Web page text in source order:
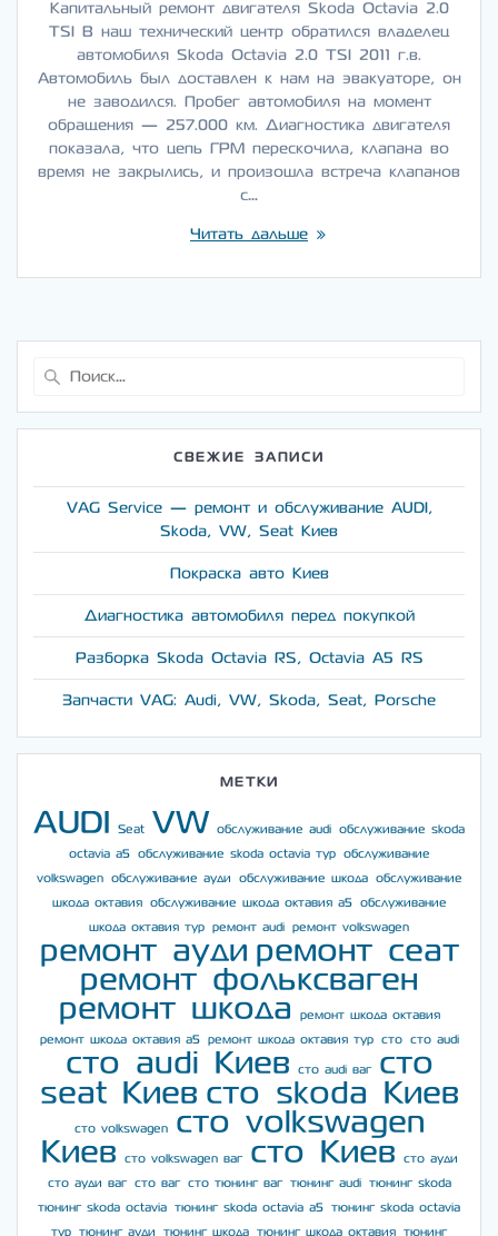
Капитальный ремонт двигателя Skoda Octavia 2.0
TSI В наш технический центр обратился владелец
автомобиля Skoda Octavia 2.0 TSI 2011 г.в.
Автомобиль был доставлен к нам на эвакуаторе, он
не заводился. Пробег автомобиля на момент
обращения — 257.000 км. Диагностика двигателя
показала, что цепь ГРМ перескочила, клапана во
время не закрылись, и произошла встреча клапанов
с…
Читать дальше
СВЕЖИЕ ЗАПИСИ
VAG Service — ремонт и обслуживание AUDI,
Skoda, VW, Seat Киев
Покраска авто Киев
Диагностика автомобиля перед покупкой
Разборка Skoda Octavia RS, Octavia A5 RS
Запчасти VAG: Audi, VW, Skoda, Seat, Porsche
МЕТКИ
AUDI Seat VW обслуживание audi
обслуживание skoda
octavia a5
обслуживание skoda octavia тур
обслуживание
volkswagen
обслуживание ауди обслуживание шкода
обслуживание
шкода октавия
обслуживание шкода октавия а5
обслуживание
шкода октавия тур
ремонт audi ремонт volkswagen
ремонт ауди ремонт сеат
ремонт фольксваген
ремонт шкода
ремонт шкода октавия
ремонт шкода октавия а5
ремонт шкода октавия тур сто сто audi
сто audi Киев сто audi ваг
сто
seat Киев сто skoda Киев
сто volkswagen
сто volkswagen
Киев
сто volkswagen ваг сто Киев
сто ауди
сто ауди ваг
сто ваг сто тюнинг ваг тюнинг audi
тюнинг skoda
тюнинг skoda octavia
тюнинг skoda octavia a5
тюнинг skoda octavia
тур
тюнинг ауди тюнинг шкода тюнинг шкода октавия тюнинг